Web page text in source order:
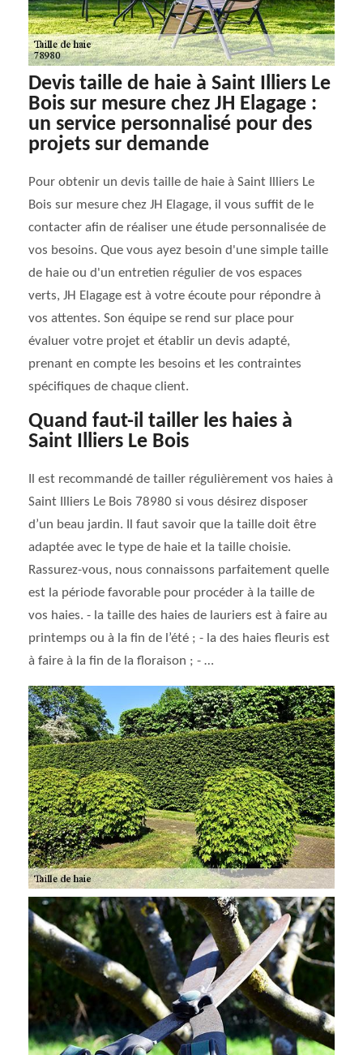
Devis taille de haie à Saint Illiers Le
Bois sur mesure chez JH Elagage :
un service personnalisé pour des
projets sur demande
Pour obtenir un devis taille de haie à Saint Illiers Le
Bois sur mesure chez JH Elagage, il vous suffit de le
contacter afin de réaliser une étude personnalisée de
vos besoins. Que vous ayez besoin d'une simple taille
de haie ou d'un entretien régulier de vos espaces
verts, JH Elagage est à votre écoute pour répondre à
vos attentes. Son équipe se rend sur place pour
évaluer votre projet et établir un devis adapté,
prenant en compte les besoins et les contraintes
spécifiques de chaque client.
Quand faut-il tailler les haies à
Saint Illiers Le Bois
Il est recommandé de tailler régulièrement vos haies à
Saint Illiers Le Bois 78980 si vous désirez disposer
d’un beau jardin. Il faut savoir que la taille doit être
adaptée avec le type de haie et la taille choisie.
Rassurez-vous, nous connaissons parfaitement quelle
est la période favorable pour procéder à la taille de
vos haies. - la taille des haies de lauriers est à faire au
printemps ou à la fin de l’été ; - la des haies fleuris est
à faire à la fin de la floraison ; - …